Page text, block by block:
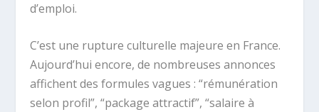
d’emploi.
C’est une rupture culturelle majeure en France.
Aujourd’hui encore, de nombreuses annonces
affichent des formules vagues : “rémunération
selon profil”, “package attractif”, “salaire à